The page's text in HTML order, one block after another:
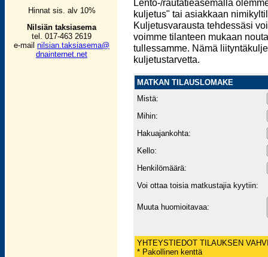
Hinnat sis. alv 10%
Nilsiän taksiasema
tel. 017-463 2619
e-mail nilsian.taksiasema@
dnainternet.net
Lento-/rautatieasemalla
kuljetus" tai asiakkaan
Kuljetusvarausta tehdessäsi
voimme tilanteen mukaan
tullessamme. Nämä
kuljetustarvetta.
MATKAN TILAUSLOMAKE
Mistä:
Mihin:
Hakuajankohta:
Kello:
Henkilömäärä:
Voi ottaa toisia matkustajia kyytiin:
Muuta huomioitavaa:
YHTEYSTIEDOT TILAUKSEN
* Pakollinen kenttä